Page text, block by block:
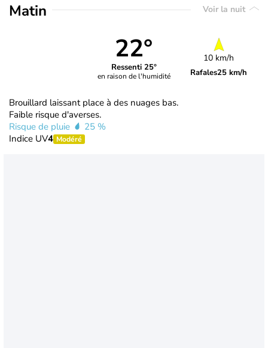
Matin Voir la nuit
22°
Ressenti 25°
en raison de l'humidité
10 km/h
Rafales25 km/h
Brouillard laissant place à des nuages bas.
Faible risque d'averses.
Risque de pluie
25 %
Indice UV4 Modéré